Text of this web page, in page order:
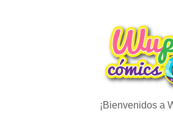
¡Bienvenidos a